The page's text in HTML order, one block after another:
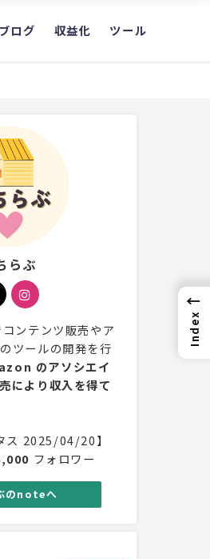
ブログ 収益化 ツール
らぶ
ンテンツ販売やア
ツールの開発を行
のアソシエイ
により収入を得て
ス 2025/04/20】
フォロワー
のnoteへ
←
Index